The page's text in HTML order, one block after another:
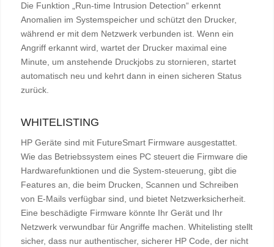
Die Funktion „Run-time Intrusion Detection“ erkennt
Anomalien im Systemspeicher und schützt den Drucker,
während er mit dem Netzwerk verbunden ist. Wenn ein
Angriff erkannt wird, wartet der Drucker maximal eine
Minute, um anstehende Druckjobs zu stornieren, startet
automatisch neu und kehrt dann in einen sicheren Status
zurück.
WHITELISTING
HP Geräte sind mit FutureSmart Firmware ausgestattet.
Wie das Betriebssystem eines PC steuert die Firmware die
Hardwarefunktionen und die System-steuerung, gibt die
Features an, die beim Drucken, Scannen und Schreiben
von E-Mails verfügbar sind, und bietet Netzwerksicherheit.
Eine beschädigte Firmware könnte Ihr Gerät und Ihr
Netzwerk verwundbar für Angriffe machen. Whitelisting stellt
sicher, dass nur authentischer, sicherer HP Code, der nicht